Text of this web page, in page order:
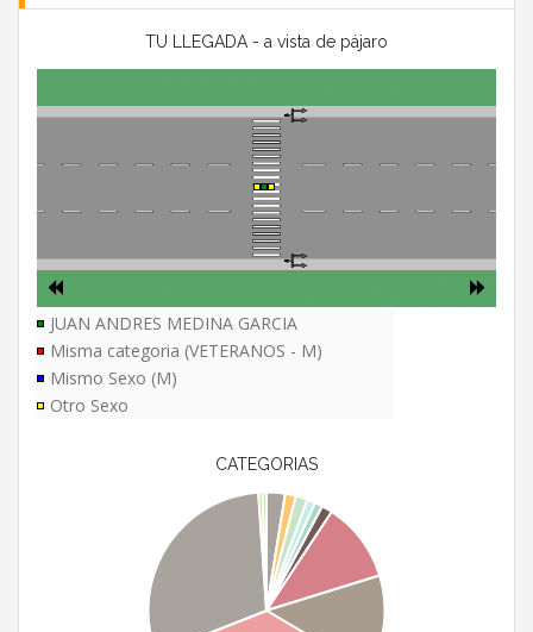
TU LLEGADA - a vista de pájaro
JUAN ANDRES MEDINA GARCIA
Misma categoria (VETERANOS - M)
Mismo Sexo (M)
Otro Sexo
CATEGORIAS